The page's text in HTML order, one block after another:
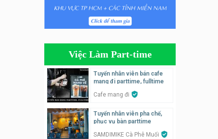
Tuyển nhân viên phụ quán ăn
– hỗ trợ ăn ở
parttime
GÀ GÔ FASTFOOD
parttime
Việc Làm Part-time
Tuyển nhân viên bán cafe
mang đi parttime, fulltime
Cafe mang đi
Tuyển nhân viên pha chế,
phục vụ bàn parttime
SAMDIMIKE Cà Phê Muối